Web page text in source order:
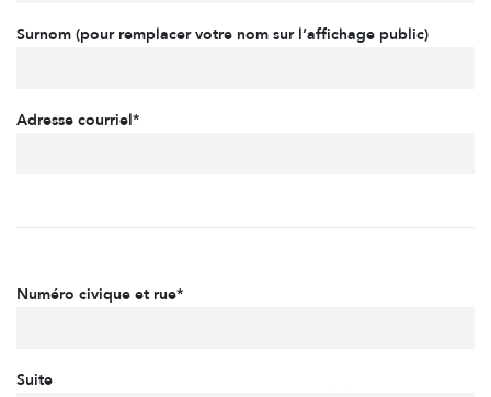
Surnom (pour remplacer votre nom sur l’affichage public)
Adresse courriel*
Numéro civique et rue*
Suite